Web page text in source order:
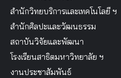
สำนักวิทยบริการและเทคโนโลยี ฯ
สำนักศิลปะและวัฒนธรรม
สถาบันวิจัยและพัฒนา
โรงเรียนสาธิตมหาวิทยาลัย ฯ
งานประชาสัมพันธ์